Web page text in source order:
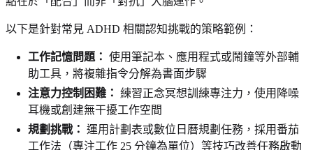
以下是針對常見 ADHD 相關認知挑戰的策略範例：
工作記憶問題： 使用筆記本、應用程式或鬧鐘等外部輔
助工具，將複雜指令分解為書面步驟
注意力控制困難： 練習正念冥想訓練專注力，使用降噪
耳機或創建無干擾工作空間
規劃挑戰： 運用計劃表或數位日曆規劃任務，採用番茄
工作法（專注工作 25 分鐘為單位）等技巧改善任務啟動